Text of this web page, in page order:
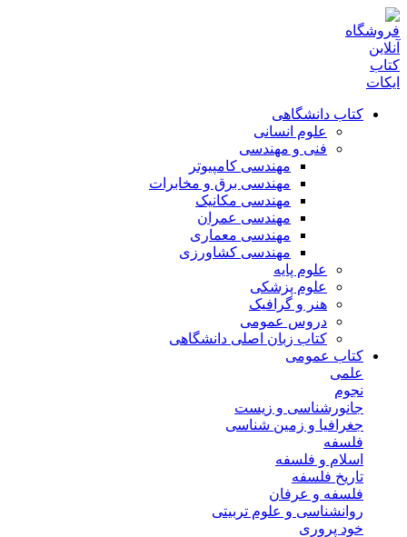
کتاب دانشگاهی
علوم انسانی
فنی و مهندسی
مهندسی کامپیوتر
مهندسی برق و مخابرات
مهندسی مکانیک
مهندسی عمران
مهندسی معماری
مهندسی کشاورزی
علوم پایه
علوم پزشکی
هنر و گرافیک
دروس عمومی
کتاب زبان اصلی دانشگاهی
کتاب عمومی
علمی
نجوم
جانورشناسی و زیست
جغرافیا و زمین شناسی
فلسفه
اسلام و فلسفه
تاریخ فلسفه
فلسفه و عرفان
روانشناسی و علوم تربیتی
خود پروری